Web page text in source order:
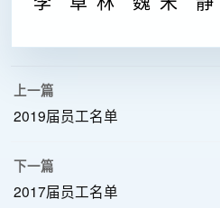
上一篇
2019届员工名单
下一篇
2017届员工名单